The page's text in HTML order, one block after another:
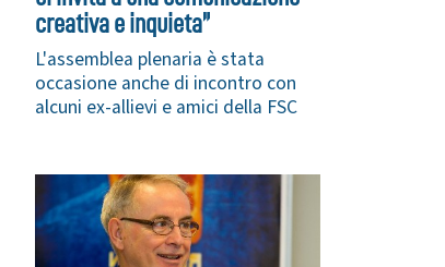
creativa e inquieta”
L'assemblea plenaria è stata
occasione anche di incontro con
alcuni ex-allievi e amici della FSC